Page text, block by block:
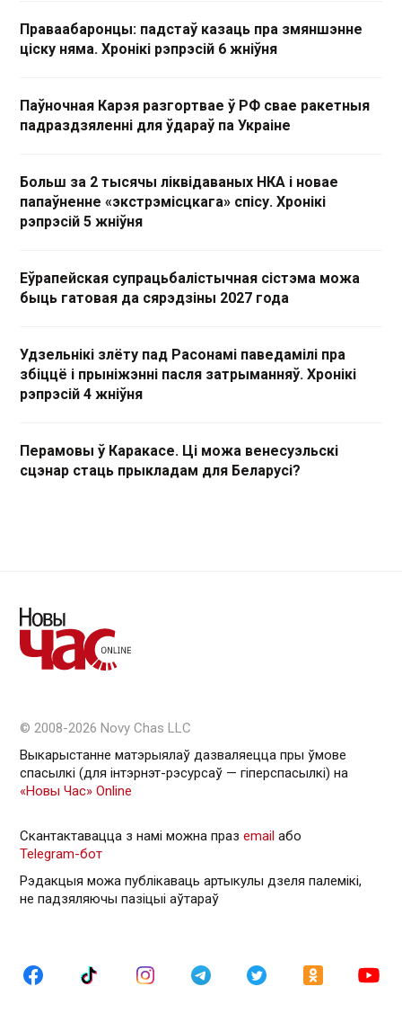
Праваабаронцы: падстаў казаць пра змяншэнне
ціску няма. Хронікі рэпрэсій 6 жніўня
Паўночная Карэя разгортвае ў РФ свае ракетныя
падраздзяленні для ўдараў па Украіне
Больш за 2 тысячы ліквідаваных НКА і новае
папаўненне «экстрэмісцкага» спісу. Хронікі
рэпрэсій 5 жніўня
Еўрапейская супрацьбалістычная сістэма можа
быць гатовая да сярэдзіны 2027 года
Удзельнікі злёту пад Расонамі паведамілі пра
збіццё і прыніжэнні пасля затрыманняў. Хронікі
рэпрэсій 4 жніўня
Перамовы ў Каракасе. Ці можа венесуэльскі
сцэнар стаць прыкладам для Беларусі?
© 2008-2026 Novy Chas LLC
Выкарыстанне матэрыялаў дазваляецца пры ўмове
спасылкі (для інтэрнэт-рэсурсаў — гiперспасылкi) на
«Новы Час» Online
Скантактавацца з намі можна праз email або
Telegram-бот
Рэдакцыя можа публікаваць артыкулы дзеля палемікі,
не падзяляючы пазіцыі аўтараў